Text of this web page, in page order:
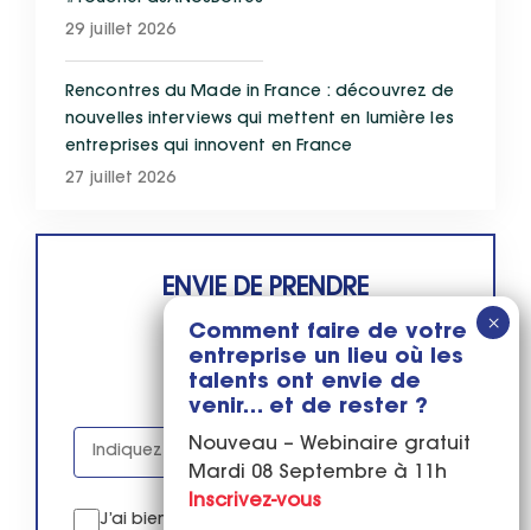
29 juillet 2026
Rencontres du Made in France : découvrez de
nouvelles interviews qui mettent en lumière les
entreprises qui innovent en France
27 juillet 2026
ENVIE DE PRENDRE
DES NOUVELLES ?
VOTRE EMAIL
J’ai bien pris connaissance de la
Comment faire de votre
entreprise un lieu où les
talents ont envie de
venir… et de rester ?
Nouveau – Webinaire gratuit
Mardi 08 Septembre à 11h
Inscrivez-vous